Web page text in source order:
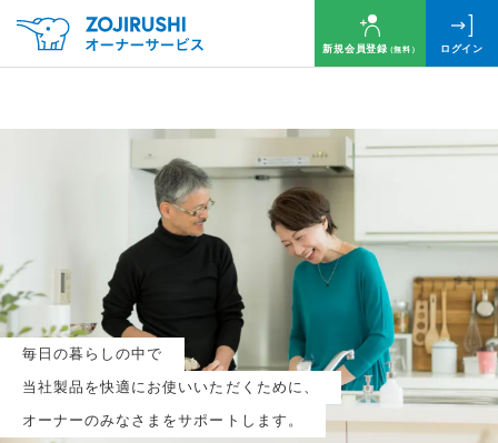
新規会員登録（無料） ログイン
毎日の暮らしの中で
当社製品を快適にお使いいただくために、
オーナーのみなさまをサポートします。
毎月抽選で 名様に
円分のQUOカードプレゼント！
新規会員登録（無料）
ログイン
※新規会員登録または追加製品登録をいただいた方が対象です
※オーナーサービスは日本国内にお住まいの個人の方向けサービスとなります